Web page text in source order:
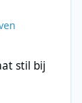
stil bij